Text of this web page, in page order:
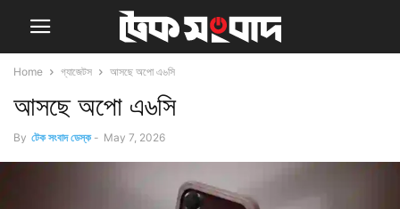
Home গ্যাজেটস আসছে অপো এ৬সি
আসছে অপো এ৬সি
By টেক সংবাদ ডেস্ক - May 7, 2026